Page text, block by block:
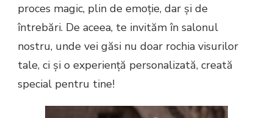
proces magic, plin de emoție, dar și de
întrebări. De aceea, te invităm în salonul
nostru, unde vei găsi nu doar rochia visurilor
tale, ci și o experiență personalizată, creată
special pentru tine!